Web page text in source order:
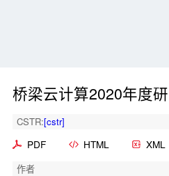
桥梁云计算2020年度
CSTR:[cstr]
PDF HTML XML
作者